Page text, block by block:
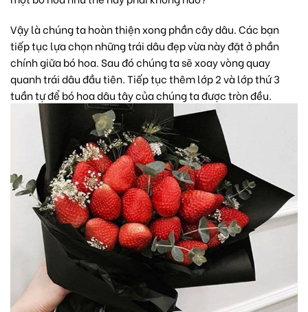
Vậy là chúng ta hoàn thiện xong phần cây dâu. Các bạn
tiếp tục lựa chọn những trái dâu đẹp vừa này đặt ở phần
chính giữa bó hoa. Sau đó chúng ta sẽ xoay vòng quay
quanh trái dâu đầu tiên. Tiếp tục thêm lớp 2 và lớp thứ 3
tuần tự để bó hoa dâu tây của chúng ta được tròn đều.